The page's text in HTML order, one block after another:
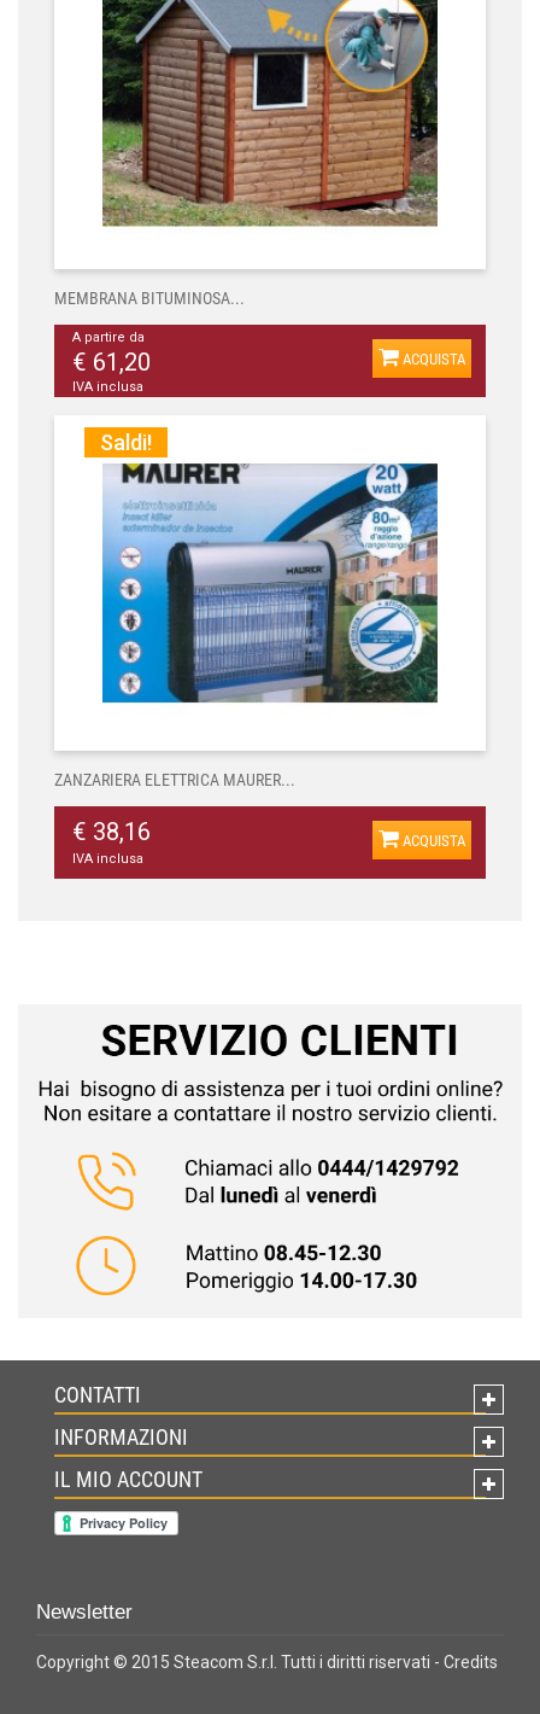
MEMBRANA BITUMINOSA...
A partire da
€ 61,20
IVA inclusa
ACQUISTA
Saldi!
ZANZARIERA ELETTRICA MAURER...
€ 38,16
IVA inclusa
ACQUISTA
CONTATTI
INFORMAZIONI
IL MIO ACCOUNT
Newsletter
Copyright © 2015 Steacom S.r.l. Tutti i diritti riservati - Credits